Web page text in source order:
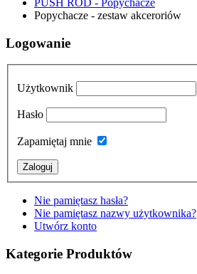
PUSH ROD - Popychacze
Popychacze - zestaw akceroriów
Logowanie
Użytkownik
Hasło
Zapamiętaj mnie
Nie pamiętasz hasła?
Nie pamiętasz nazwy użytkownika?
Utwórz konto
Kategorie Produktów